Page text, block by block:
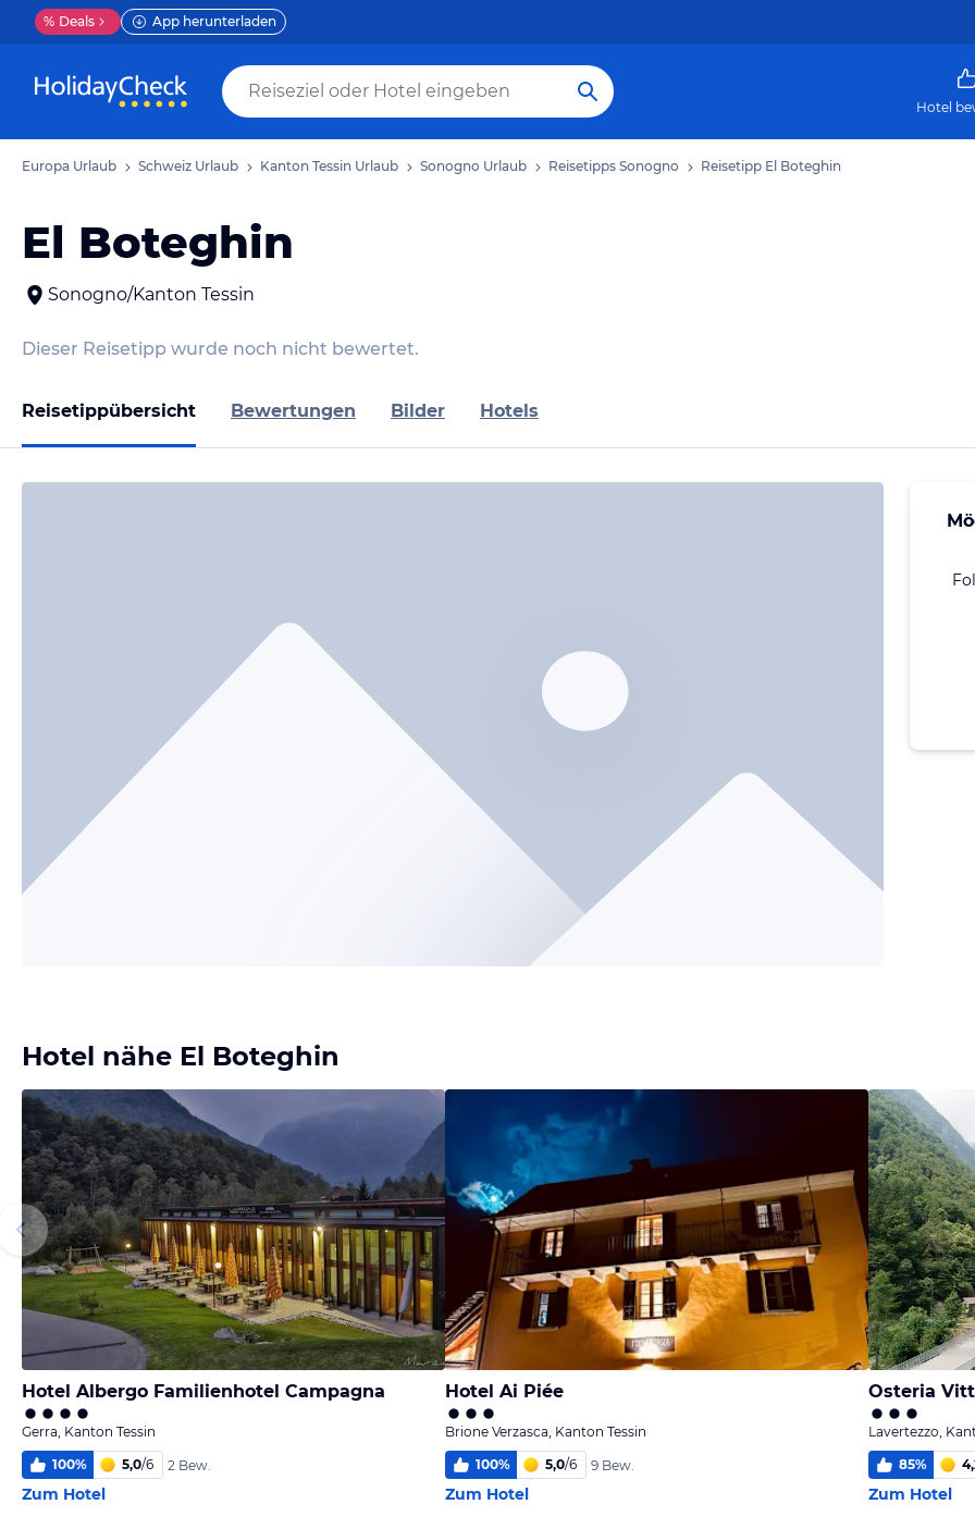
% Deals App herunterladen
Hotel
Europa Urlaub Schweiz Urlaub Kanton Tessin Urlaub Sonogno Urlaub Reisetipps Sonogno Reisetipp El Boteghin
El Boteghin
Sonogno/Kanton Tessin
Dieser Reisetipp wurde noch nicht bewertet.
Reisetippübersicht Bewertungen Bilder Hotels
Hotel nähe El Boteghin
Hotel Albergo Familienhotel Campagna
Gerra, Kanton Tessin
100% 5,0/6 2 Bew.
Zum Hotel
Hotel Ai Piée
Brione Verzasca, Kanton Tessin
100% 5,0/6 9 Bew.
Zum Hotel
Osteria
Lavertezzo,
85%
Zum Hotel